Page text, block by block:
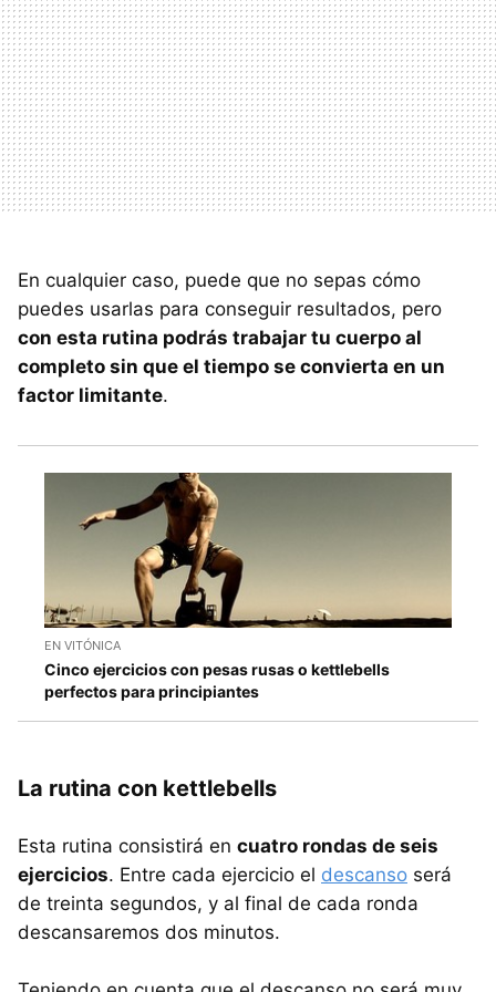
En cualquier caso, puede que no sepas cómo
puedes usarlas para conseguir resultados, pero
con esta rutina podrás trabajar tu cuerpo al
completo sin que el tiempo se convierta en un
factor limitante.
EN VITÓNICA
Cinco ejercicios con pesas rusas o kettlebells
perfectos para principiantes
La rutina con kettlebells
Esta rutina consistirá en cuatro rondas de seis
ejercicios. Entre cada ejercicio el descanso será
de treinta segundos, y al final de cada ronda
descansaremos dos minutos.